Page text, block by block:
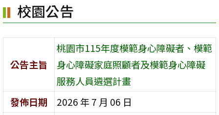
區
校園公告
公告主旨
桃園市115年度模範身心障礙者、模範
身心障礙家庭照顧者及模範身心障礙
服務人員遴選計畫
發佈日期
2026 年 7 月 06 日